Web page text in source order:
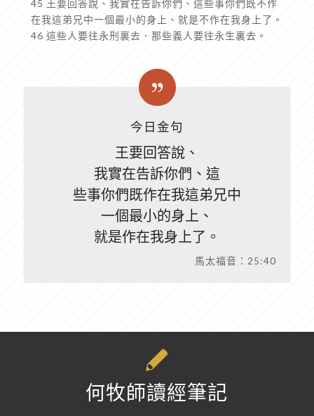
45 王要回答說、我實在告訴你們、這些事你們既不作
在我這弟兄中一個最小的身上、就是不作在我身上了。
46 這些人要往永刑裏去．那些義人要往永生裏去。
今日金句
王要回答說、
我實在告訴你們、這
些事你們既作在我這弟兄中
一個最小的身上、
就是作在我身上了。
馬太福音：25:40
何牧師讀經筆記